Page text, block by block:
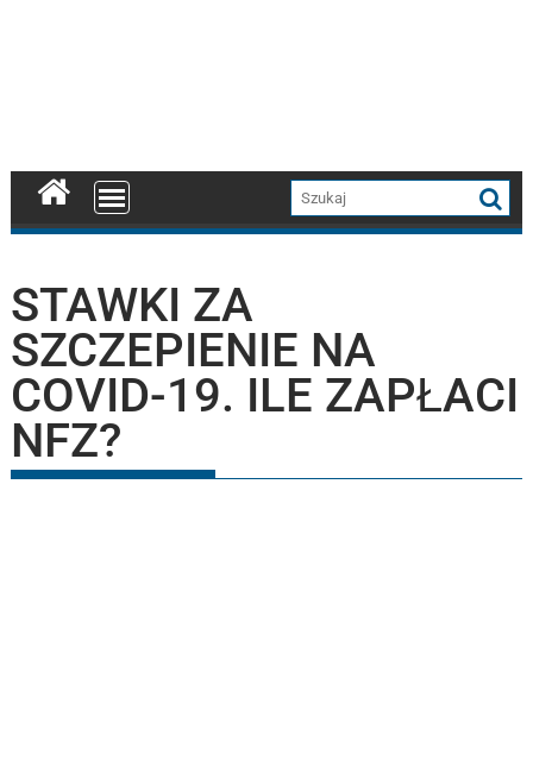
STAWKI ZA
SZCZEPIENIE NA
COVID-19. ILE ZAPŁACI
NFZ?